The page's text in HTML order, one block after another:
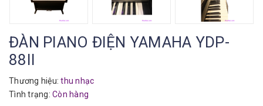
ĐÀN PIANO ĐIỆN YAMAHA YDP-
88II
Thương hiệu: thu nhạc
Tình trạng: Còn hàng